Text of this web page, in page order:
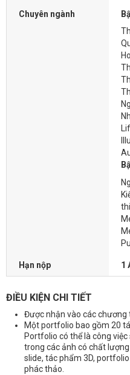
Chuyên ngành
Hạn nộp 1
ĐIỀU KIỆN CHI TIẾT
Được nhận vào các chương
Một portfolio bao gồm 20
Portfolio có thể là công
trong các ảnh có chất
slide, tác phẩm 3D,
phác thảo.